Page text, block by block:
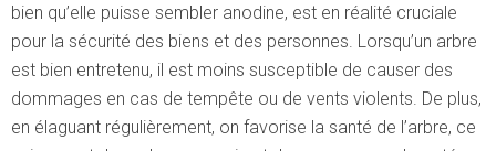
bien qu’elle puisse sembler anodine, est en réalité cruciale
pour la sécurité des biens et des personnes. Lorsqu’un arbre
est bien entretenu, il est moins susceptible de causer des
dommages en cas de tempête ou de vents violents. De plus,
en élaguant régulièrement, on favorise la santé de l’arbre, ce